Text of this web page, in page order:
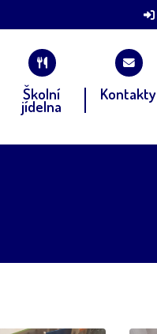
Školní
jídelna
Kontakty